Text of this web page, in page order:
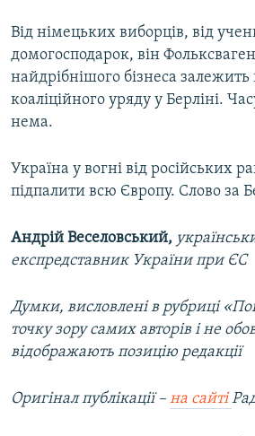
Від німецьких виборців, від
домогосподарок, він
найдрібнішого бізнеса залежить
коаліційного уряду у Берліні.
нема.
Україна у вогні від російських
підпалити всю Європу. Слово за
Андрій Веселовський,
експредставник України при ЄС
Думки, висловлені в рубриці
точку зору самих авторів і не
відображають позицію редакції
Оригінал публікації – на сайті